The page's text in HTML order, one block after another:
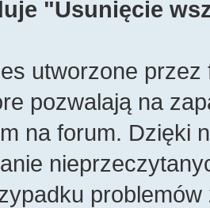
"Usunięcie
utworzone
pozwalają na
na forum. Dzięki